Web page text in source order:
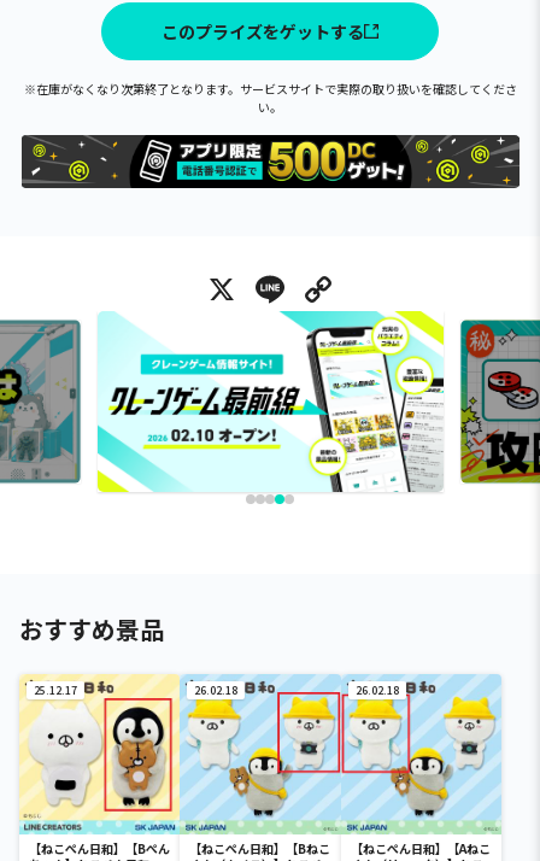
このプライズをゲットする
※在庫がなくなり次第終了となります。サービスサイトで実際の取り扱いを確認してくださ
い。
X Line
おすすめ景品
25.12.17
【ねこぺん日和】【Bぺん
26.02.18
【ねこぺん日和】【Bねこ
26.02.18
【ねこぺん日和】【Aねこ